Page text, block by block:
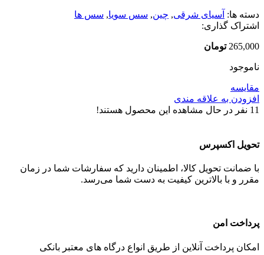
دسته ها: آسیای شرقی, چین, سس سویا, سس ها
اشتراک گذاری:
265,000 تومان
ناموجود
مقایسه
افزودن به علاقه مندی
11 نفر در حال مشاهده این محصول هستند!
تحویل اکسپرس
با ضمانت تحویل کالا، اطمینان دارید که سفارشات شما در زمان
مقرر و با بالاترین کیفیت به دست شما می‌رسد.
پرداخت امن
امکان پرداخت آنلاین از طریق انواع درگاه های معتبر بانکی